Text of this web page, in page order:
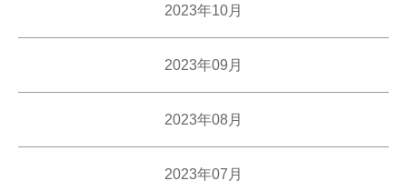
2023年10月
2023年09月
2023年08月
2023年07月